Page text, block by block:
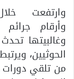
وارتفعت
وأرقام
وغالبيتها
الحوثيين،
من تلقي دورات